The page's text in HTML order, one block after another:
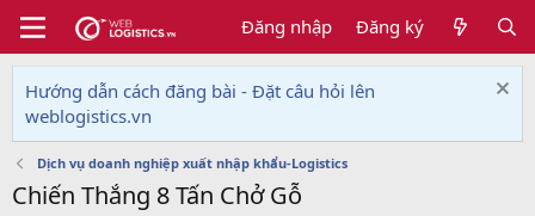
Đăng nhập Đăng ký
Hướng dẫn cách đăng bài - Đặt câu hỏi lên
weblogistics.vn
Dịch vụ doanh nghiệp xuất nhập khẩu-Logistics
Chiến Thắng 8 Tấn Chở Gỗ